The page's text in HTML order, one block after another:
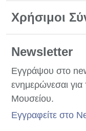
Χρήσιμοι
Newsletter
Εγγράψου στο
ενημερώνεσαι για
Μουσείου.
Εγγραφείτε στο